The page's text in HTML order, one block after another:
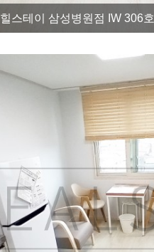
힐스테이 삼성병원점 IW 306호